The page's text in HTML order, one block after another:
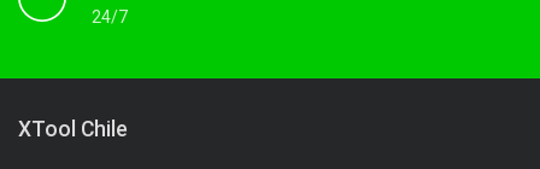
24/7
XTool Chile